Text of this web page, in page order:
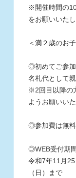
※ 開催時間の
をお願いいたし
＜満２歳のお
◎初めてご参
名札代として
※2回目以降の
ようお願いいた
◎参加費は無料
◎WEB受付期
令和7年11月
（日）
まで